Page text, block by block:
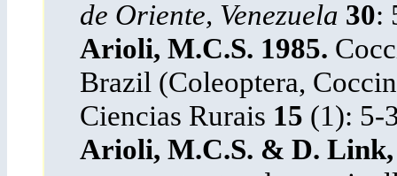
de Oriente, Venezuela 30:
Arioli, M.C.S. 1985.
Brazil (Coleoptera,
Ciencias Rurais 15 (1): 5-
Arioli, M.C.S. & D. Link,